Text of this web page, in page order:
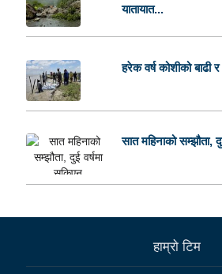
यातायात...
हरेक वर्ष कोशीको बाढी
सात महिनाको सम्झौता,
हाम्राे टिम